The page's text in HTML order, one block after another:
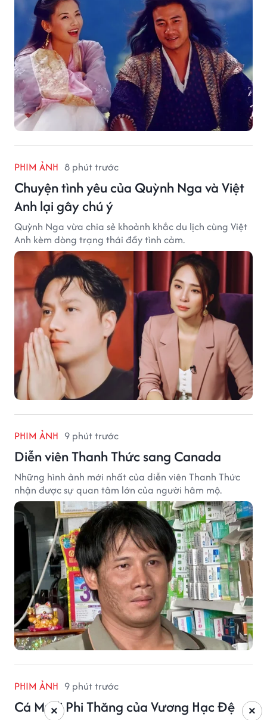
PHIM ẢNH 8 phút trước
Chuyện tình yêu của Quỳnh Nga và Việt
Anh lại gây chú ý
Quỳnh Nga vừa chia sẻ khoảnh khắc du lịch cùng Việt
Anh kèm dòng trạng thái đầy tình cảm.
PHIM ẢNH 9 phút trước
Diễn viên Thanh Thức sang Canada
Những hình ảnh mới nhất của diễn viên Thanh Thức
nhận được sự quan tâm lớn của người hâm mộ.
PHIM ẢNH 9 phút trước
Cá Muối Phi Thăng của Vương Hạc Đệ
×
×